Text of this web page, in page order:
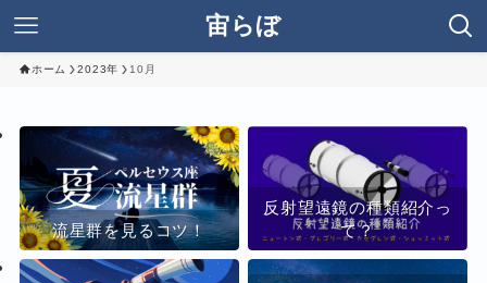
宙らぼ
ホーム 2023年 10月
流星群を見るコツ！
反射望遠鏡の種類紹介っ
て？